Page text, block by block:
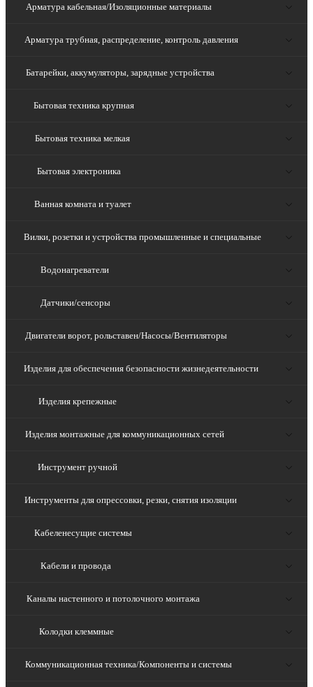
Арматура кабельная/Изоляционные материалы
Арматура трубная, распределение, контроль давления
Батарейки, аккумуляторы, зарядные устройства
Бытовая техника крупная
Бытовая техника мелкая
Бытовая электроника
Ванная комната и туалет
Вилки, розетки и устройства промышленные и специальные
Водонагреватели
Датчики/сенсоры
Двигатели ворот, рольставен/Насосы/Вентиляторы
Изделия для обеспечения безопасности жизнедеятельности
Изделия крепежные
Изделия монтажные для коммуникационных сетей
Инструмент ручной
Инструменты для опрессовки, резки, снятия изоляции
Кабеленесущие системы
Кабели и провода
Каналы настенного и потолочного монтажа
Колодки клеммные
Коммуникационная техника/Компоненты и системы